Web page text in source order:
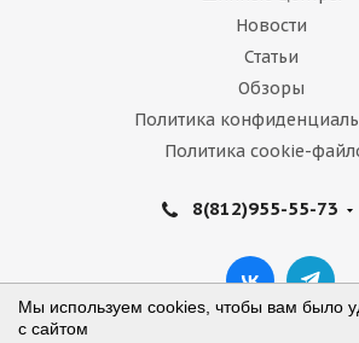
Новости
Статьи
Обзоры
Политика
Политика cookie-
8(812)955-55-73
Мы используем cookies, чтобы вам было
с сайтом